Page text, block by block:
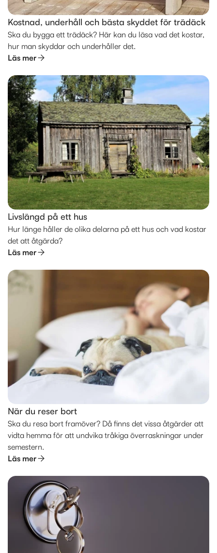
Kostnad, underhåll och bästa skyddet för trädäck
Ska du bygga ett trädäck? Här kan du läsa vad det kostar,
hur man skyddar och underhåller det.
Läs mer
Livslängd på ett hus
Hur länge håller de olika delarna på ett hus och vad kostar
det att åtgärda?
Läs mer
När du reser bort
Ska du resa bort framöver? Då finns det vissa åtgärder att
vidta hemma för att undvika tråkiga överraskningar under
semestern.
Läs mer